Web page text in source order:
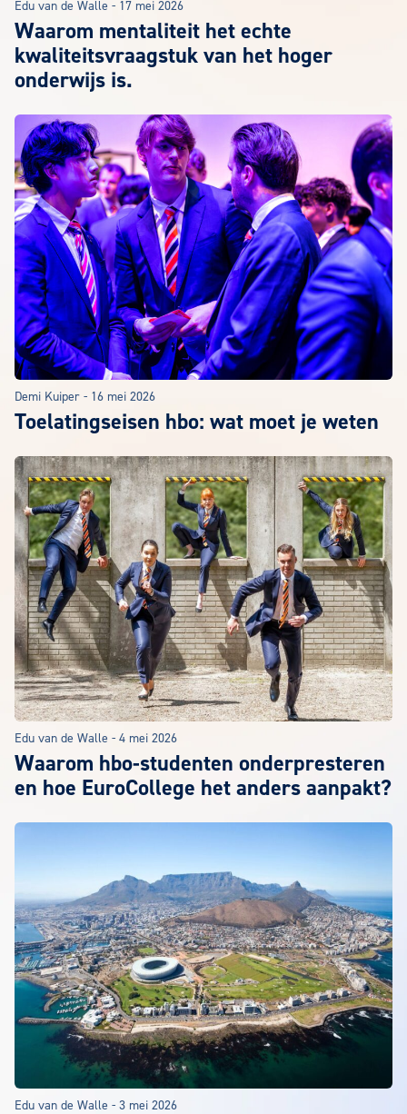
Edu van de Walle - 17 mei 2026
Waarom mentaliteit het echte
kwaliteitsvraagstuk van het hoger
onderwijs is.
Demi Kuiper - 16 mei 2026
Toelatingseisen hbo: wat moet je weten
Edu van de Walle - 4 mei 2026
Waarom hbo-studenten onderpresteren
en hoe EuroCollege het anders aanpakt?
Edu van de Walle - 3 mei 2026